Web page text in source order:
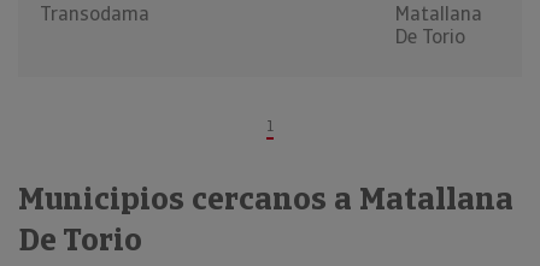
Transodama
Matallana
De Torio
1
Municipios cercanos a Matallana
De Torio